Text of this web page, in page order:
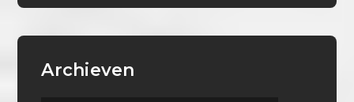
Archieven